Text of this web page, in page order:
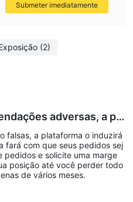
(2)
adversas, a pla
sofressem enor
falsas, a plataforma o induzirá
fará com que seus pedidos sej
pedidos e solicite uma marge
posição até você perder todo
de vários meses.
Submeter imediatamente